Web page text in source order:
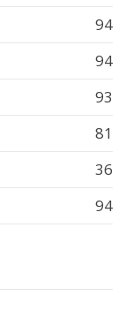
94
94
93
81
36
94